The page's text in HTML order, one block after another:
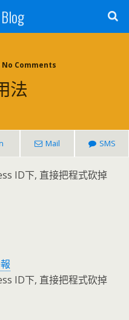
No Comments
法
Mail SMS
ID下, 直接把程式砍掉
ID下, 直接把程式砍掉